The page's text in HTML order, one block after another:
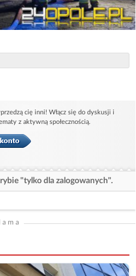
cię inni! Włącz się do dyskusji i
z aktywną społecznością.
"tylko dla zalogowanych".